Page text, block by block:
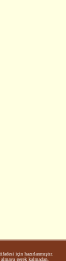
için hazırlanmıştır.
gerek kalmadan,